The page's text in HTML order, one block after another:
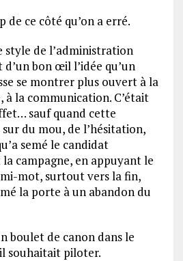
de ce côté qu’on a erré.
de l’administration
bon œil l’idée qu’un
se montrer plus ouvert à la
à la communication. C’était
sauf quand cette
du mou, de l’hésitation,
semé le candidat
campagne, en appuyant le
mot, surtout vers la fin,
la porte à un abandon du
boulet de canon dans le
souhaitait piloter.